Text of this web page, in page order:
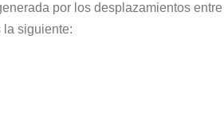
por los desplazamientos entre
la siguiente: